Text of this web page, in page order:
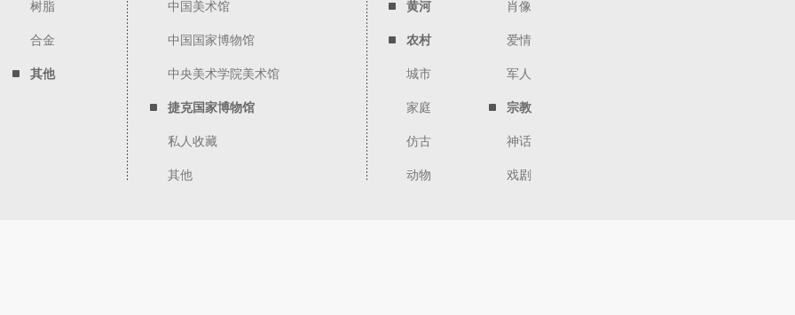
树脂
合金
其他
中国美术馆
中国国家博物馆
中央美术学院美术馆
捷克国家博物馆
私人收藏
其他
黄河
农村
城市
家庭
仿古
动物
肖像
爱情
军人
宗教
神话
戏剧